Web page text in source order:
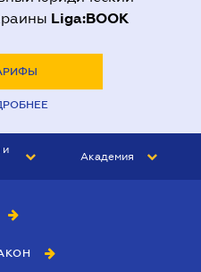
Liga:BOOK
и
Академия